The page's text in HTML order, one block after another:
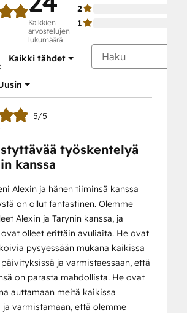
Kaikkien
arvostelujen
lukumäärä
2
1
Kaikki tähdet
5/5
työskentelyä
kanssa
Alexin ja hänen tiiminsä kanssa
on ollut fantastinen. Olemme
Alexin ja Tarynin kanssa, ja
olleet erittäin avuliaita. He ovat
pysyessään mukana kaikissa
ja varmistaessaan, että
on parasta mahdollista. He ovat
auttamaan meitä kaikissa
ja varmistamaan, että olemme